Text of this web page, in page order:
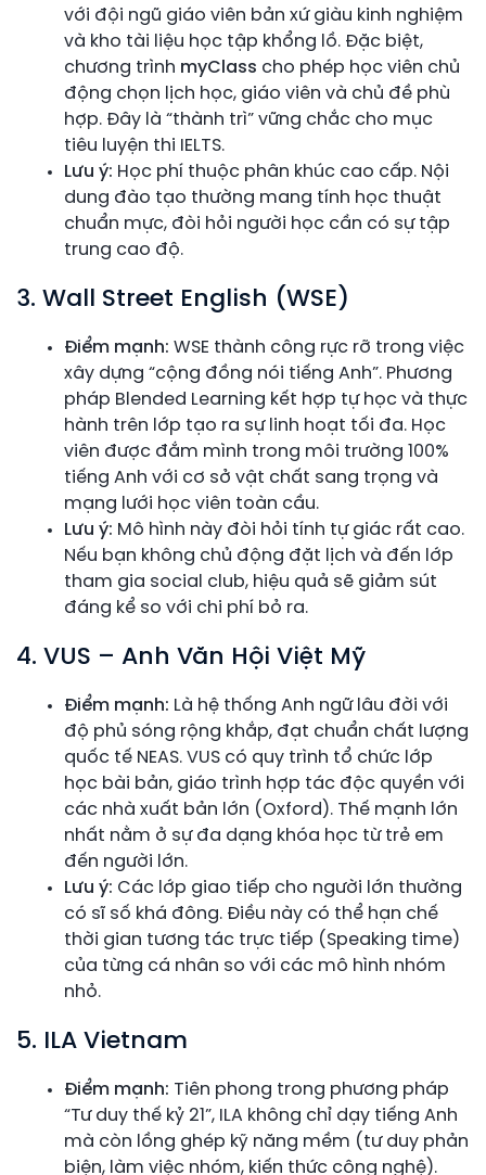
với đội ngũ giáo viên bản xứ giàu kinh nghiệm
và kho tài liệu học tập khổng lồ. Đặc biệt,
chương trình myClass cho phép học viên chủ
động chọn lịch học, giáo viên và chủ đề phù
hợp. Đây là “thành trì” vững chắc cho mục
tiêu luyện thi IELTS.
Lưu ý: Học phí thuộc phân khúc cao cấp. Nội
dung đào tạo thường mang tính học thuật
chuẩn mực, đòi hỏi người học cần có sự tập
trung cao độ.
3. Wall Street English (WSE)
Điểm mạnh: WSE thành công rực rỡ trong việc
xây dựng “cộng đồng nói tiếng Anh”. Phương
pháp Blended Learning kết hợp tự học và thực
hành trên lớp tạo ra sự linh hoạt tối đa. Học
viên được đắm mình trong môi trường 100%
tiếng Anh với cơ sở vật chất sang trọng và
mạng lưới học viên toàn cầu.
Lưu ý: Mô hình này đòi hỏi tính tự giác rất cao.
Nếu bạn không chủ động đặt lịch và đến lớp
tham gia social club, hiệu quả sẽ giảm sút
đáng kể so với chi phí bỏ ra.
4. VUS – Anh Văn Hội Việt Mỹ
Điểm mạnh: Là hệ thống Anh ngữ lâu đời với
độ phủ sóng rộng khắp, đạt chuẩn chất lượng
quốc tế NEAS. VUS có quy trình tổ chức lớp
học bài bản, giáo trình hợp tác độc quyền với
các nhà xuất bản lớn (Oxford). Thế mạnh lớn
nhất nằm ở sự đa dạng khóa học từ trẻ em
đến người lớn.
Lưu ý: Các lớp giao tiếp cho người lớn thường
có sĩ số khá đông. Điều này có thể hạn chế
thời gian tương tác trực tiếp (Speaking time)
của từng cá nhân so với các mô hình nhóm
nhỏ.
5. ILA Vietnam
Điểm mạnh: Tiên phong trong phương pháp
“Tư duy thế kỷ 21”, ILA không chỉ dạy tiếng Anh
mà còn lồng ghép kỹ năng mềm (tư duy phản
biện, làm việc nhóm, kiến thức công nghệ).